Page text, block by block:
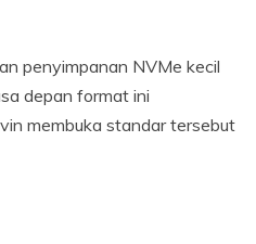
penyimpanan NVMe kecil
depan format ini
membuka standar tersebut